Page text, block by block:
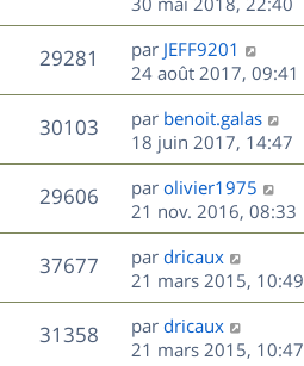
s
a
g
e
m
e
s
s
a
g
e
i
e
r
m
e
s
s
a
g
e
u
s
r
n
i
e
r
m
e
s
s
a
g
e
29281
u
e
D
e
r
n
i
e
r
m
e
s
s
a
g
e
par JEFF9201
24 août 2017, 09:41
30103V
u
e
s
D
e
r
n
i
e
r
m
e
s
s
par benoit.galas
18 juin 2017, 14:47
29606V
u
s
D
e
r
n
i
e
r
m
par olivier1975
21 nov. 2016, 08:33
37677V
u
e
D
e
r
n
i
par dricaux
21 mars 2015, 10:49
31358V
D
e
par dricaux
21 mars 2015, 10:47